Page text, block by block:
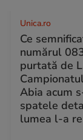
Unica.ro
Ce
numărul
purtată de
Abia acum
spatele
lumea l-a